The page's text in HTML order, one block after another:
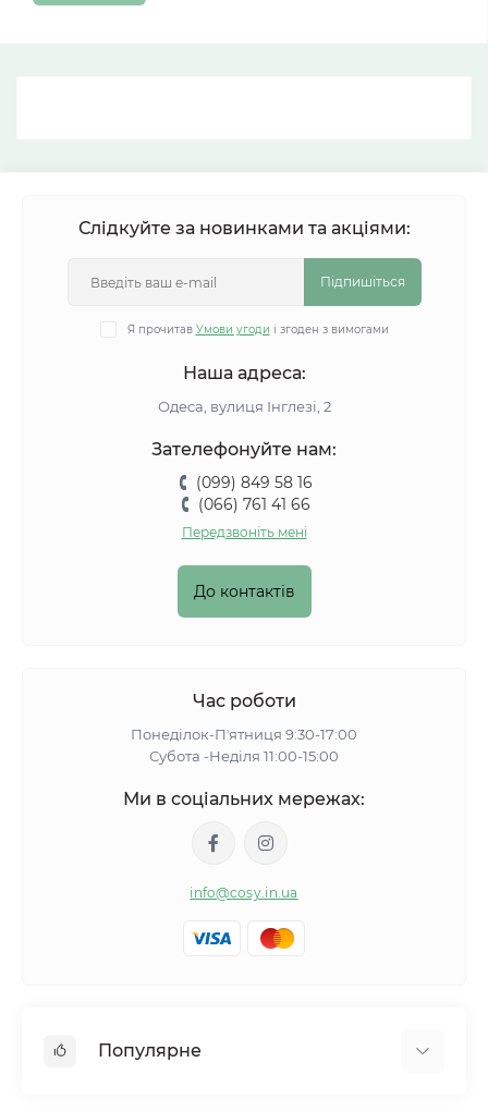
Слідкуйте за новинками та акціями:
Підпишіться
Я прочитав Умови угоди і згоден з вимогами
Наша адреса:
Одеса, вулиця Інглезі, 2
Зателефонуйте нам:
(099) 849 58 16
(066) 761 41 66
Передзвоніть мені
До контактів
Час роботи
Понеділок-Пʼятниця 9:30-17:00
Субота -Неділя 11:00-15:00
Ми в соціальних мережах:
info@cosy.in.ua
Популярне